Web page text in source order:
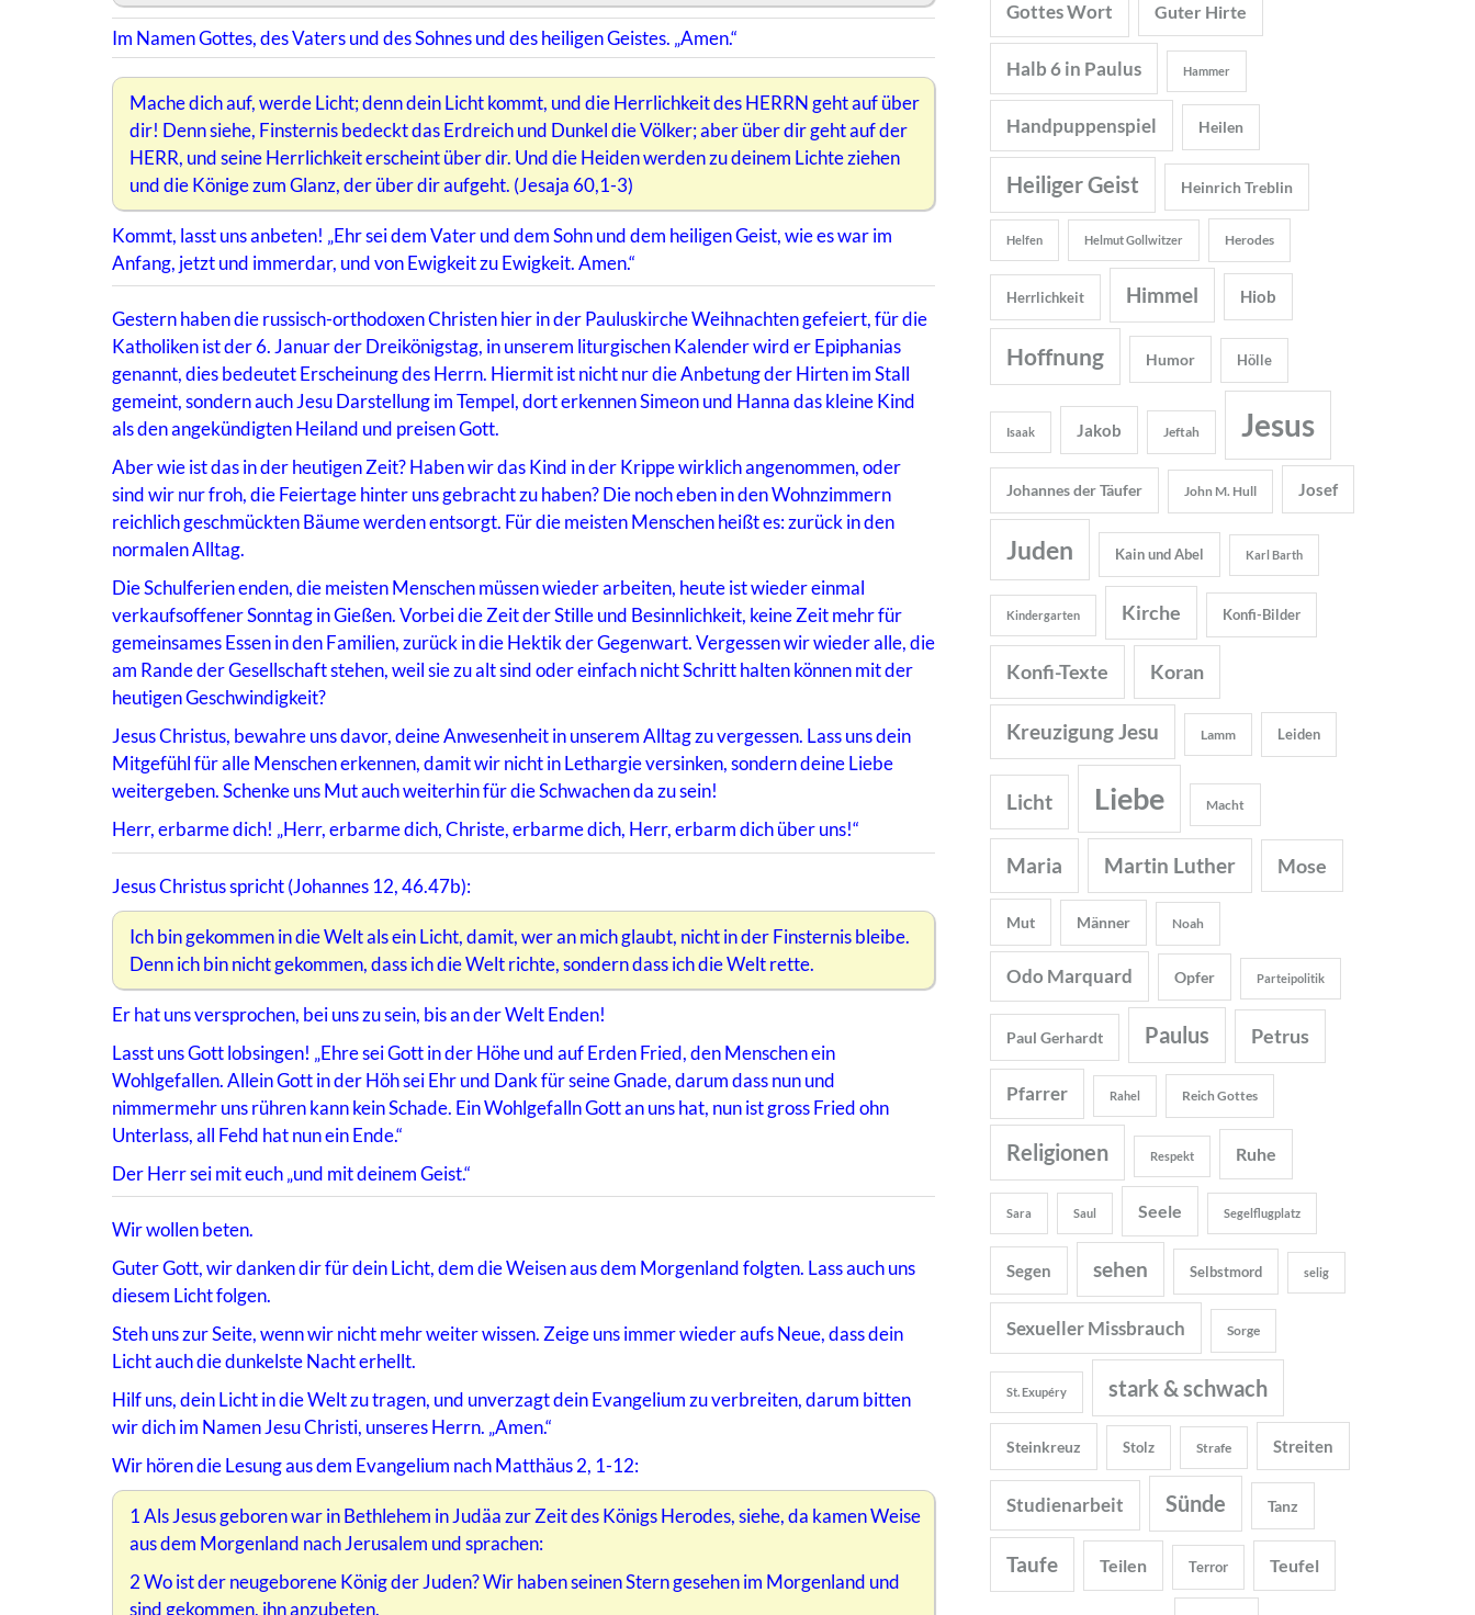
Im Namen Gottes, des Vaters und des Sohnes und des heiligen Geistes. „Amen.“
Mache dich auf, werde Licht; denn dein Licht kommt, und die Herrlichkeit des HERRN geht auf über
dir! Denn siehe, Finsternis bedeckt das Erdreich und Dunkel die Völker; aber über dir geht auf der
HERR, und seine Herrlichkeit erscheint über dir. Und die Heiden werden zu deinem Lichte ziehen
und die Könige zum Glanz, der über dir aufgeht. (Jesaja 60,1-3)
Kommt, lasst uns anbeten! „Ehr sei dem Vater und dem Sohn und dem heiligen Geist, wie es war im
Anfang, jetzt und immerdar, und von Ewigkeit zu Ewigkeit. Amen.“
Gestern haben die russisch-orthodoxen Christen hier in der Pauluskirche Weihnachten gefeiert, für die
Katholiken ist der 6. Januar der Dreikönigstag, in unserem liturgischen Kalender wird er Epiphanias
genannt, dies bedeutet Erscheinung des Herrn. Hiermit ist nicht nur die Anbetung der Hirten im Stall
gemeint, sondern auch Jesu Darstellung im Tempel, dort erkennen Simeon und Hanna das kleine Kind
als den angekündigten Heiland und preisen Gott.
Aber wie ist das in der heutigen Zeit? Haben wir das Kind in der Krippe wirklich angenommen, oder
sind wir nur froh, die Feiertage hinter uns gebracht zu haben? Die noch eben in den Wohnzimmern
reichlich geschmückten Bäume werden entsorgt. Für die meisten Menschen heißt es: zurück in den
normalen Alltag.
Die Schulferien enden, die meisten Menschen müssen wieder arbeiten, heute ist wieder einmal
verkaufsoffener Sonntag in Gießen. Vorbei die Zeit der Stille und Besinnlichkeit, keine Zeit mehr für
gemeinsames Essen in den Familien, zurück in die Hektik der Gegenwart. Vergessen wir wieder alle, die
am Rande der Gesellschaft stehen, weil sie zu alt sind oder einfach nicht Schritt halten können mit der
heutigen Geschwindigkeit?
Jesus Christus, bewahre uns davor, deine Anwesenheit in unserem Alltag zu vergessen. Lass uns dein
Mitgefühl für alle Menschen erkennen, damit wir nicht in Lethargie versinken, sondern deine Liebe
weitergeben. Schenke uns Mut auch weiterhin für die Schwachen da zu sein!
Herr, erbarme dich! „Herr, erbarme dich, Christe, erbarme dich, Herr, erbarm dich über uns!“
Jesus Christus spricht (Johannes 12, 46.47b):
Ich bin gekommen in die Welt als ein Licht, damit, wer an mich glaubt, nicht in der Finsternis bleibe.
Denn ich bin nicht gekommen, dass ich die Welt richte, sondern dass ich die Welt rette.
Er hat uns versprochen, bei uns zu sein, bis an der Welt Enden!
Lasst uns Gott lobsingen! „Ehre sei Gott in der Höhe und auf Erden Fried, den Menschen ein
Wohlgefallen. Allein Gott in der Höh sei Ehr und Dank für seine Gnade, darum dass nun und
nimmermehr uns rühren kann kein Schade. Ein Wohlgefalln Gott an uns hat, nun ist gross Fried ohn
Unterlass, all Fehd hat nun ein Ende.“
Der Herr sei mit euch „und mit deinem Geist.“
Wir wollen beten.
Guter Gott, wir danken dir für dein Licht, dem die Weisen aus dem Morgenland folgten. Lass auch uns
diesem Licht folgen.
Steh uns zur Seite, wenn wir nicht mehr weiter wissen. Zeige uns immer wieder aufs Neue, dass dein
Licht auch die dunkelste Nacht erhellt.
Hilf uns, dein Licht in die Welt zu tragen, und unverzagt dein Evangelium zu verbreiten, darum bitten
wir dich im Namen Jesu Christi, unseres Herrn. „Amen.“
Wir hören die Lesung aus dem Evangelium nach Matthäus 2, 1-12:
1 Als Jesus geboren war in Bethlehem in Judäa zur Zeit des Königs Herodes, siehe, da kamen Weise
aus dem Morgenland nach Jerusalem und sprachen:
2 Wo ist der neugeborene König der Juden? Wir haben seinen Stern gesehen im Morgenland und
sind gekommen, ihn anzubeten.
Gottes Wort Guter Hirte
Halb 6 in Paulus Hammer
Handpuppenspiel Heilen
Heiliger Geist Heinrich Treblin
Helfen Helmut Gollwitzer Herodes
Herrlichkeit Himmel Hiob
Hoffnung Humor Hölle
Isaak Jakob Jeftah Jesus
Johannes der Täufer John M. Hull Josef
Juden Kain und Abel Karl Barth
Kindergarten Kirche Konfi-Bilder
Konfi-Texte Koran
Kreuzigung Jesu Lamm Leiden
Licht Liebe Macht
Maria Martin Luther Mose
Mut Männer Noah
Odo Marquard Opfer Parteipolitik
Paul Gerhardt Paulus Petrus
Pfarrer Rahel Reich Gottes
Religionen Respekt Ruhe
Sara Saul Seele Segelflugplatz
Segen sehen Selbstmord selig
Sexueller Missbrauch Sorge
St. Exupéry stark & schwach
Steinkreuz Stolz Strafe Streiten
Studienarbeit Sünde Tanz
Taufe Teilen Terror Teufel